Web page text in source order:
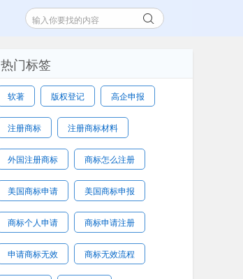
热门标签
软著 版权登记 高企申报
注册商标 注册商标材料
外国注册商标 商标怎么注册
美国商标申请 美国商标申报
商标个人申请 商标申请注册
申请商标无效 商标无效流程